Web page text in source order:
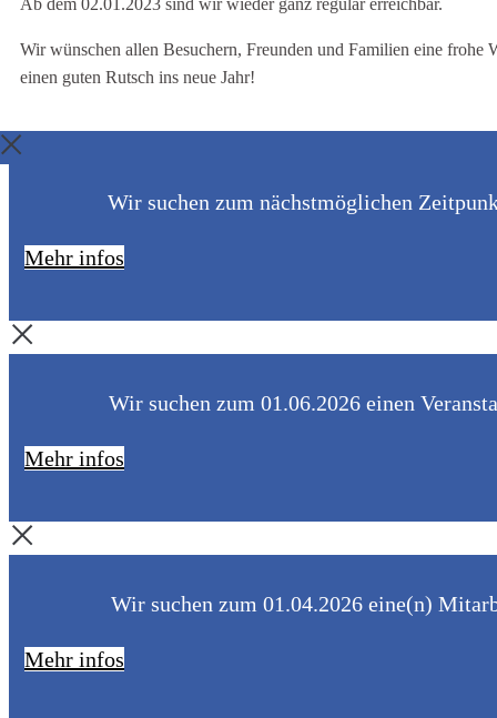
Ab dem 02.01.2023 sind wir wieder ganz regulär erreichbar.
Wir wünschen allen Besuchern, Freunden und Familien eine frohe
einen guten Rutsch ins neue Jahr!
Wir suchen zum nächstmöglichen
Mehr infos
Wir suchen zum 01.06.2026 einen
Mehr infos
Wir suchen zum 01.04.2026 eine(n)
Mehr infos